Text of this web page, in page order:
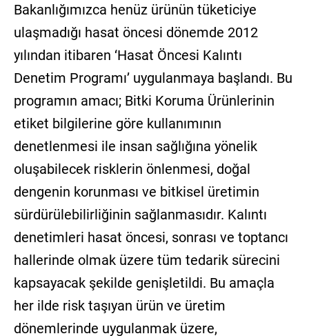
Bakanlığımızca henüz ürünün tüketiciye
ulaşmadığı hasat öncesi dönemde 2012
yılından itibaren ‘Hasat Öncesi Kalıntı
Denetim Programı’ uygulanmaya başlandı. Bu
programın amacı; Bitki Koruma Ürünlerinin
etiket bilgilerine göre kullanımının
denetlenmesi ile insan sağlığına yönelik
oluşabilecek risklerin önlenmesi, doğal
dengenin korunması ve bitkisel üretimin
sürdürülebilirliğinin sağlanmasıdır. Kalıntı
denetimleri hasat öncesi, sonrası ve toptancı
hallerinde olmak üzere tüm tedarik sürecini
kapsayacak şekilde genişletildi. Bu amaçla
her ilde risk taşıyan ürün ve üretim
dönemlerinde uygulanmak üzere,